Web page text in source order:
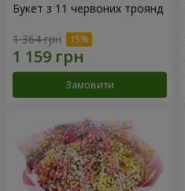
Букет з 11 червоних троянд
1 364 грн
Замовити